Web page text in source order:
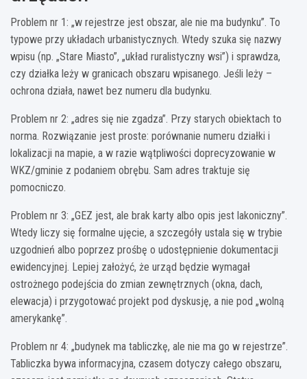
Problem nr 1: „w rejestrze jest obszar, ale nie ma budynku”. To
typowe przy układach urbanistycznych. Wtedy szuka się nazwy
wpisu (np. „Stare Miasto”, „układ ruralistyczny wsi”) i sprawdza,
czy działka leży w granicach obszaru wpisanego. Jeśli leży –
ochrona działa, nawet bez numeru dla budynku.
Problem nr 2: „adres się nie zgadza”. Przy starych obiektach to
norma. Rozwiązanie jest proste: porównanie numeru działki i
lokalizacji na mapie, a w razie wątpliwości doprecyzowanie w
WKZ/gminie z podaniem obrębu. Sam adres traktuje się
pomocniczo.
Problem nr 3: „GEZ jest, ale brak karty albo opis jest lakoniczny”.
Wtedy liczy się formalne ujęcie, a szczegóły ustala się w trybie
uzgodnień albo poprzez prośbę o udostępnienie dokumentacji
ewidencyjnej. Lepiej założyć, że urząd będzie wymagał
ostrożnego podejścia do zmian zewnętrznych (okna, dach,
elewacja) i przygotować projekt pod dyskusję, a nie pod „wolną
amerykankę”.
Problem nr 4: „budynek ma tabliczkę, ale nie ma go w rejestrze”.
Tabliczka bywa informacyjna, czasem dotyczy całego obszaru,